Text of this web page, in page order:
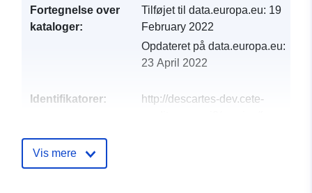
Fortegnelse over
kataloger:
Tilføjet til data.europa.eu: 19
February 2022
Opdateret på data.europa.eu:
23 April 2022
Identifikatorer:
http://descartes-dev.cete-
Vis mere